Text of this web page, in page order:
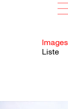
Images
Liste